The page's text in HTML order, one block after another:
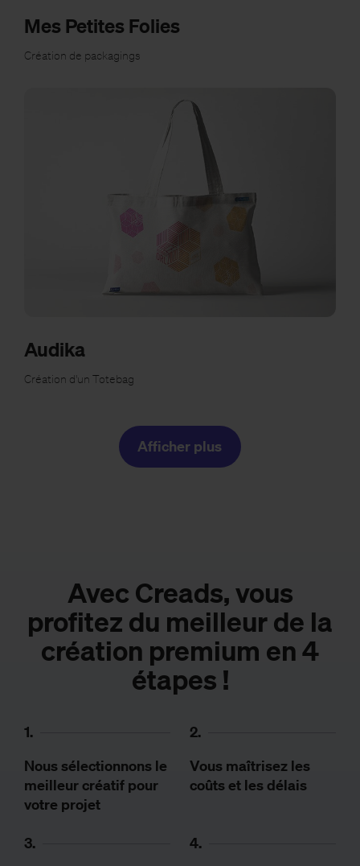
Mes Petites Folies
Création de packagings
Audika
Création d'un Totebag
Afficher plus
Avec Creads, vous
profitez du meilleur de la
création premium en 4
étapes !
1.
Nous sélectionnons le
meilleur créatif pour
votre projet
2.
Vous maîtrisez les
coûts et les délais
3.
4.